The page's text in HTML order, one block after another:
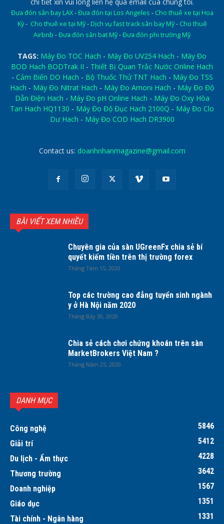
Đưa đón sân bay LAX-Đưa đón tại Los Angeles - Cho thuê xe tại Hoa
Kỳ- Cho thuê xe tại Mỹ- Dịch vụ fast track sân bay Mỹ- Cho thuê
Airbnb -Đưa đón sân bat Mỹ-Đưa đón phi trường Mỹ
TAGS: Máy Đo TOC Hach - Máy Đo UV254 Hach - Máy Đo
BOD Hach BODTrak II - Thiết Bị Quan Trắc Nước Online Hach
- Cảm Biến DO Hach - Bộ Thuốc Thử TNT Hach - Máy Đo TSS
Hach - Máy Đo Nitrat Hach - Máy Đo Amoni Hach - Máy Đo Độ
Dẫn Điện Hach - Máy Đo pH Online Hach - Máy Đo Oxy Hòa
Tan Hach HQ1130 - Máy Đo Độ Đục Hach 2100Q - Máy Đo Clo
Dư Hach - Máy Đo COD Hach DR3900
Contact us: doanhnhanmagazine@gmail.com
BÀI VIẾT XEM NHIỀU
Chuyên gia của sàn UGreenFx chia sẻ bí
quyết kiếm tiền trên thị trường forex
Tháng Tám 15, 2020
Top các trường cao đẳng tuyển sinh ngành
y ở Hà Nội năm 2020
Tháng Bảy 30, 2020
Chia sẻ cách chơi chứng khoán trên sàn
MarketBrokers Việt Nam ?
Tháng Năm 25, 2020
DANH MỤC
Công nghệ
5846
Giải trí
5412
Du lịch - Ẩm thực
4228
Thương trường
3642
Doanh nghiệp
1567
Giáo dục
1351
Tài chính - Ngân hàng
1331